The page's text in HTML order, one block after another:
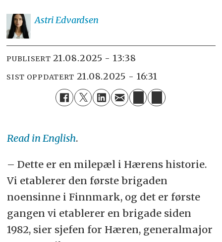
AstriEdvardsen
PUBLISERT 21.08.2025 - 13:38
SIST OPPDATERT 21.08.2025 - 16:31
Read in English.
– Dette er en milepæl i Hærens historie.
Vi etablerer den første brigaden
noensinne i Finnmark, og det er første
gangen vi etablerer en brigade siden
1982, sier sjefen for Hæren, generalmajor